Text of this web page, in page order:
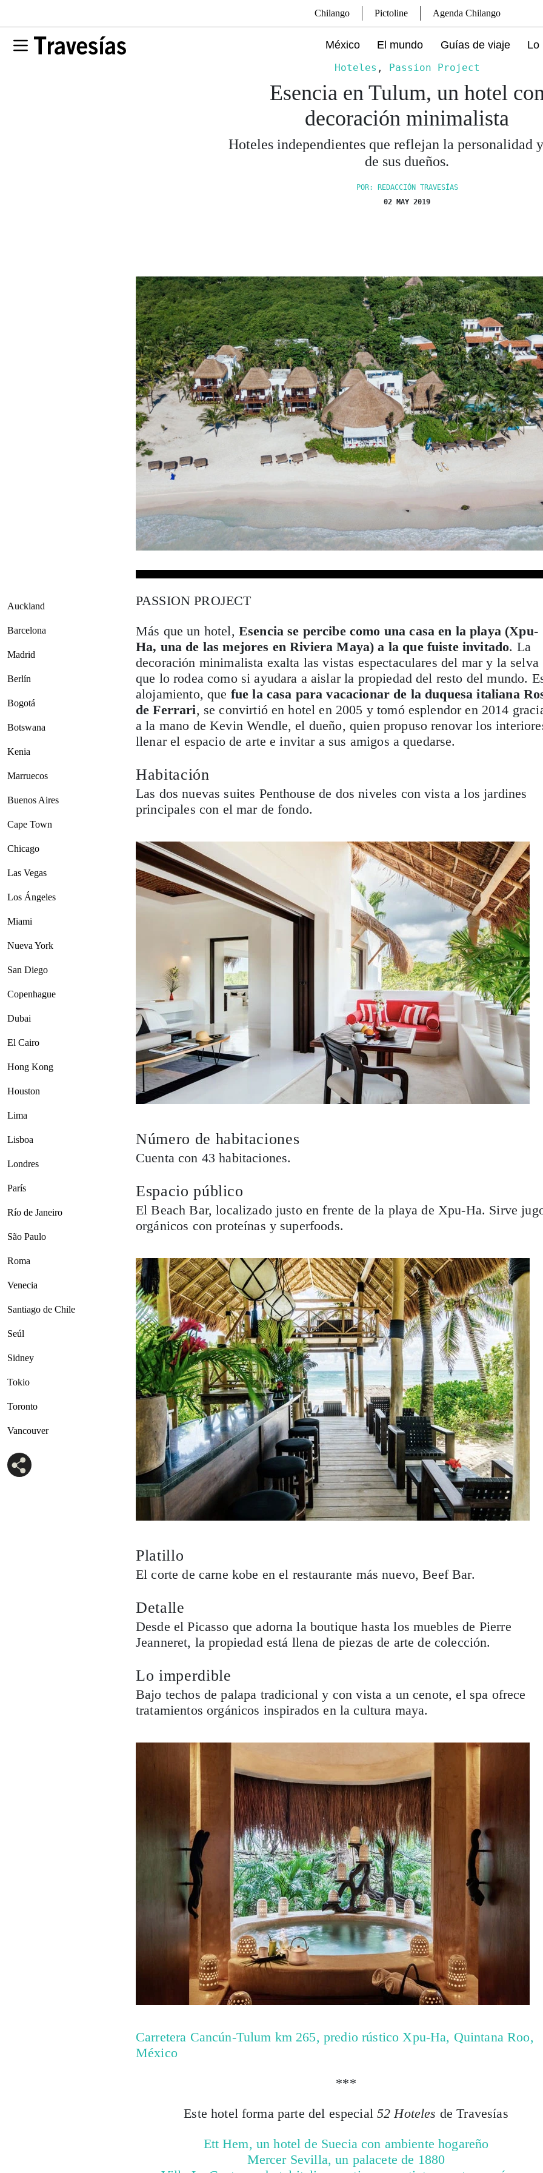
Chilango Pictoline Agenda Chilango
México El mundo Guías de viaje Lo
Hoteles , Passion Project
Esencia en Tulum, un hotel
decoración minimalista
Hoteles independientes que reflejan la personalidad
de sus dueños.
POR: REDACCIÓN TRAVESÍAS
02 MAY 2019
Auckland
Barcelona
Madrid
Berlín
Bogotá
Botswana
Kenia
Marruecos
Buenos Aires
Cape Town
Chicago
Las Vegas
Los Ángeles
Miami
Nueva York
San Diego
Copenhague
Dubai
El Cairo
Hong Kong
Houston
Lima
Lisboa
Londres
París
Río de Janeiro
São Paulo
Roma
Venecia
Santiago de Chile
Seúl
Sidney
Tokio
Toronto
Vancouver
PASSION PROJECT
Más que un hotel, Esencia se percibe como una casa en la playa (Xpu-
Ha, una de las mejores en Riviera Maya) a la que fuiste invitado. La
decoración minimalista exalta las vistas espectaculares del mar y la selva
que lo rodea como si ayudara a aislar la propiedad del resto del mundo.
alojamiento, que fue la casa para vacacionar de la duquesa italiana
de Ferrari, se convirtió en hotel en 2005 y tomó esplendor en 2014
a la mano de Kevin Wendle, el dueño, quien propuso renovar los
llenar el espacio de arte e invitar a sus amigos a quedarse.
Habitación
Las dos nuevas suites Penthouse de dos niveles con vista a los jardines
principales con el mar de fondo.
Número de habitaciones
Cuenta con 43 habitaciones.
Espacio público
El Beach Bar, localizado justo en frente de la playa de Xpu-Ha. Sirve
orgánicos con proteínas y superfoods.
Platillo
El corte de carne kobe en el restaurante más nuevo, Beef Bar.
Detalle
Desde el Picasso que adorna la boutique hasta los muebles de Pierre
Jeanneret, la propiedad está llena de piezas de arte de colección.
Lo imperdible
Bajo techos de palapa tradicional y con vista a un cenote, el spa ofrece
tratamientos orgánicos inspirados en la cultura maya.
Carretera Cancún-Tulum km 265, predio rústico Xpu-Ha, Quintana Roo,
México
***
Este hotel forma parte del especial 52 Hoteles de Travesías
Ett Hem, un hotel de Suecia con ambiente hogareño
Mercer Sevilla, un palacete de 1880